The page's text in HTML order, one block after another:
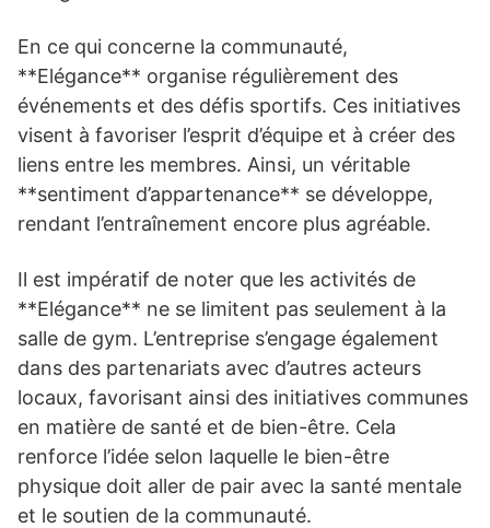
En ce qui concerne la communauté,
**Elégance** organise régulièrement des
événements et des défis sportifs. Ces initiatives
visent à favoriser l’esprit d’équipe et à créer des
liens entre les membres. Ainsi, un véritable
**sentiment d’appartenance** se développe,
rendant l’entraînement encore plus agréable.
Il est impératif de noter que les activités de
**Elégance** ne se limitent pas seulement à la
salle de gym. L’entreprise s’engage également
dans des partenariats avec d’autres acteurs
locaux, favorisant ainsi des initiatives communes
en matière de santé et de bien-être. Cela
renforce l’idée selon laquelle le bien-être
physique doit aller de pair avec la santé mentale
et le soutien de la communauté.